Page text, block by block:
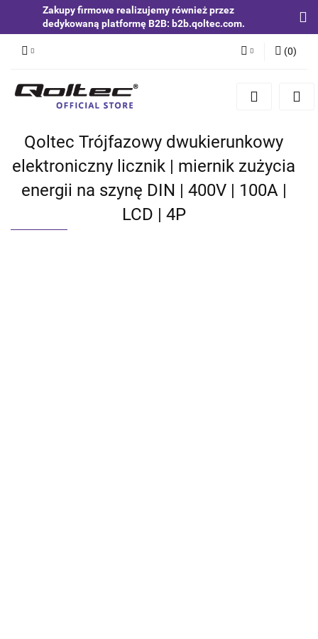
Zakupy firmowe realizujemy również przez
dedykowaną platformę B2B: b2b.qoltec.com.
Zaloguj się
Zgody cookies
(0)
Qoltec Trójfazowy dwukierunkowy
elektroniczny licznik | miernik zużycia
energii na szynę DIN | 400V | 100A |
LCD | 4P